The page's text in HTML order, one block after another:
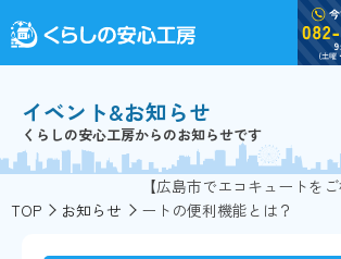
イベント&お知らせ
くらしの安心工房からのお知らせです
TOP お知らせ
【広島市でエコキュートを
ートの便利機能とは？